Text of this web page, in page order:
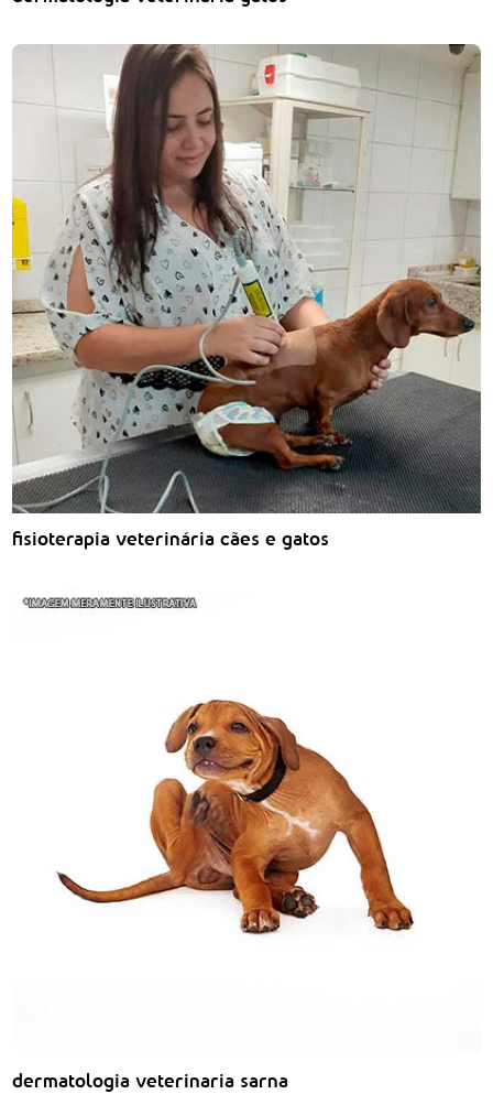
fisioterapia veterinária cães e gatos
dermatologia veterinaria sarna